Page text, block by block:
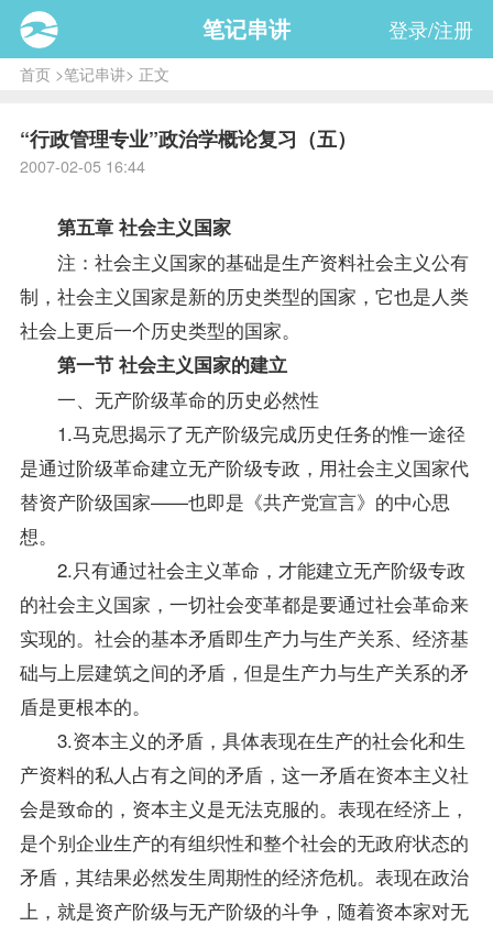
笔记串讲 登录/注册
首页>笔记串讲> 正文
“行政管理专业”政治学概论复习（五）
2007-02-05 16:44
第五章 社会主义国家
注：社会主义国家的基础是生产资料社会主义公有
制，社会主义国家是新的历史类型的国家，它也是人类
社会上更后一个历史类型的国家。
第一节 社会主义国家的建立
一、无产阶级革命的历史必然性
1.马克思揭示了无产阶级完成历史任务的惟一途径
是通过阶级革命建立无产阶级专政，用社会主义国家代
替资产阶级国家——也即是《共产党宣言》的中心思
想。
2.只有通过社会主义革命，才能建立无产阶级专政
的社会主义国家，一切社会变革都是要通过社会革命来
实现的。社会的基本矛盾即生产力与生产关系、经济基
础与上层建筑之间的矛盾，但是生产力与生产关系的矛
盾是更根本的。
3.资本主义的矛盾，具体表现在生产的社会化和生
产资料的私人占有之间的矛盾，这一矛盾在资本主义社
会是致命的，资本主义是无法克服的。表现在经济上，
是个别企业生产的有组织性和整个社会的无政府状态的
矛盾，其结果必然发生周期性的经济危机。表现在政治
上，就是资产阶级与无产阶级的斗争，随着资本家对无